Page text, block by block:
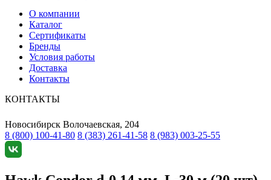
О компании
Каталог
Сертификаты
Бренды
Условия работы
Доставка
Контакты
КОНТАКТЫ
Новосибирск Волочаевская, 204
8 (800) 100-41-80 8 (383) 261-41-58 8 (983) 003-25-55